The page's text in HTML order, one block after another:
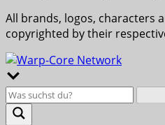
All brands, logos, characters
copyrighted by their